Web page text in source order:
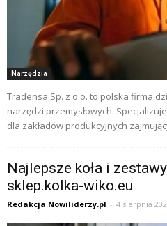
Narzędzia
Tradensa Sp. z o.o. to polska firma
narzędzi przemysłowych.
dla zakładów produkcyjnych
Najlepsze koła i
sklep.kolka-wiko.eu
Redakcja Nowiliderzy.pl - 4 sierpnia